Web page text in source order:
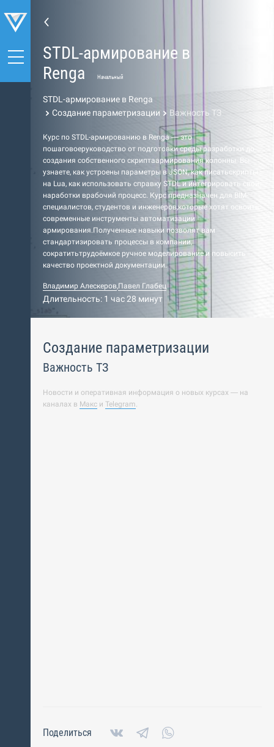
STDL-армирование в
Renga
Начальный
STDL-армирование в Renga
Создание параметризации
Важность ТЗ
Курс по STDL-армированию в Renga — это
пошаговоеруководство от подготовки среды разработки до
создания собственного скриптаармирования колонны. Вы
узнаете, как устроены параметры в JSON, как писатьскрипты
на Lua, как использовать справку STDL и интегрировать свои
наработки врабочий процесс. Курс предназначен для BIM-
специалистов, студентов и инженеров,которые хотят освоить
современные инструменты автоматизации
армирования.Полученные навыки позволят вам
стандартизировать процессы в компании,
сократитьтрудоёмкое ручное моделирование и повысить
качество проектной документации.
Владимир Алескеров,Павел Глабец
Длительность: 1 час 28 минут
Создание параметризации
Важность ТЗ
Новости и оперативная информация о новых курсах — на
каналах в Макс и Telegram.
Поделиться